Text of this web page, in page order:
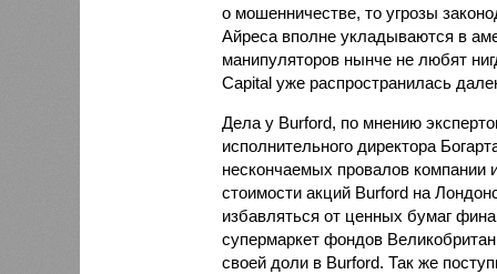
о мошенничестве, то угрозы
Айреса вполне укладываются в
манипуляторов нынче не любят
Capital уже распространилась
Дела у Burford, по мнению
исполнительного директора
нескончаемых провалов
стоимости акций Burford на
избавляться от ценных бумаг
супермаркет фондов
своей доли в Burford. Так же